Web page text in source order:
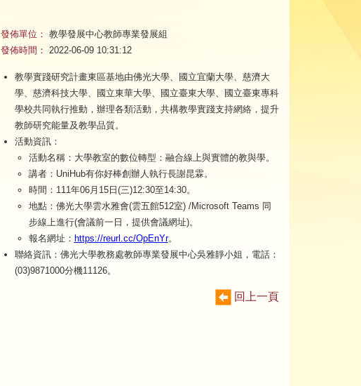
發佈單位： 教學發展中心教師專業發展組
發佈時間： 2022-06-09 10:31:12
教學實踐研究計畫東區基地由佛光大學、國立宜蘭大學、慈濟大
學、慈濟科技大學、國立東華大學、國立臺東大學、國立臺東專科
學校共同執行推動，辦理各類活動，共構教學實踐支持網絡，提升
教師研究能量及教學品質。
活動資訊：
活動名稱：大學教室的數位轉型：融合線上與實體的教與學。
講者：UniHub有你好棒創辦人執行長謝昆霖。
時間：111年06月15日(三)12:30至14:30。
地點：佛光大學雲水雅會(雲五館512室) /Microsoft Teams 同
步線上進行(會議前一日，提供會議網址)。
報名網址： https://reurl.cc/OpEnYr。
聯絡資訊：佛光大學教務處教師專業發展中心吳雅靜小姐，電話：
(03)9871000分機11126。
回上一頁